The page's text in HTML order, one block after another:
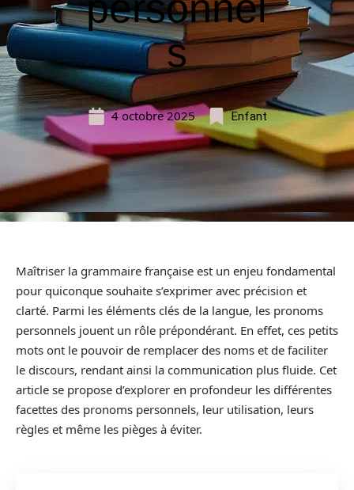
s
4 octobre 2025 Enfant
Maîtriser la grammaire française est un enjeu fondamental
pour quiconque souhaite s’exprimer avec précision et
clarté. Parmi les éléments clés de la langue, les pronoms
personnels jouent un rôle prépondérant. En effet, ces petits
mots ont le pouvoir de remplacer des noms et de faciliter
le discours, rendant ainsi la communication plus fluide. Cet
article se propose d’explorer en profondeur les différentes
facettes des pronoms personnels, leur utilisation, leurs
règles et même les pièges à éviter.